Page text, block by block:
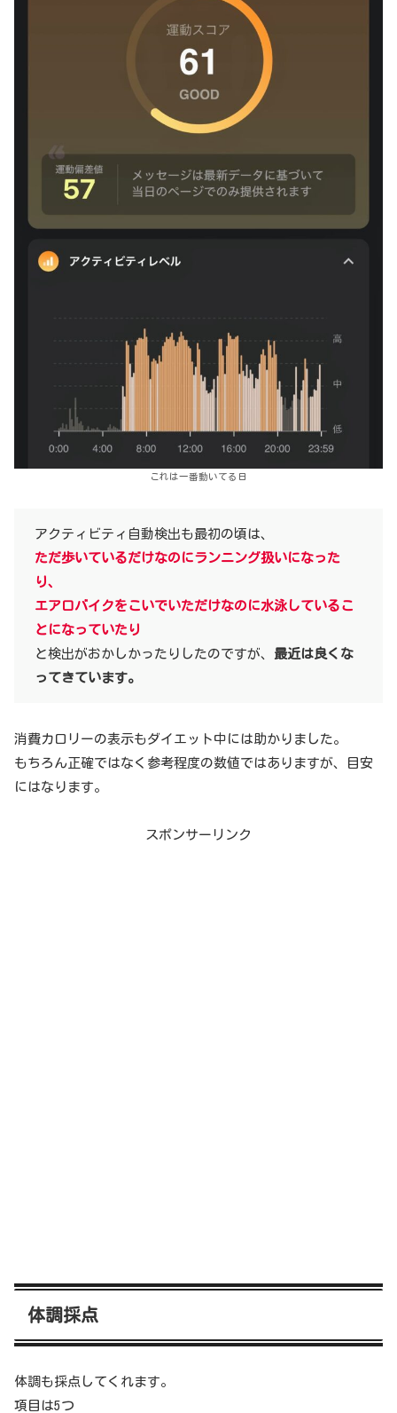
これは一番動いてる日
アクティビティ自動検出も最初の頃は、
ただ歩いているだけなのにランニング扱いになった
り、
エアロバイクをこいでいただけなのに水泳しているこ
とになっていたり
と検出がおかしかったりしたのですが、 最近は良くな
ってきています。
消費カロリーの表示もダイエット中には助かりました。
もちろん正確ではなく参考程度の数値ではありますが、目安
にはなります。
スポンサーリンク
体調採点
体調も採点してくれます。
項目は5つ